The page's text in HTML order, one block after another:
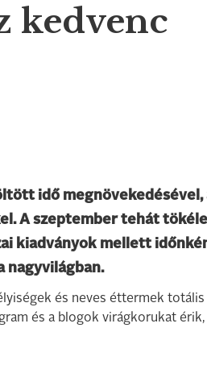
kedvenc
idő megnövekedésével,
A szeptember tehát
kiadványok mellett
nagyvilágban.
és neves éttermek totális
és a blogok virágkorukat érik,